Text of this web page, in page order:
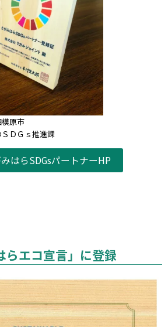
原市
ＤＧｓ推進課
はらSDGsパートナーHP
らエコ宣言」に登録